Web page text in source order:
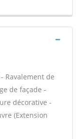
Ravalement de
de façade -
décorative -
(Extension